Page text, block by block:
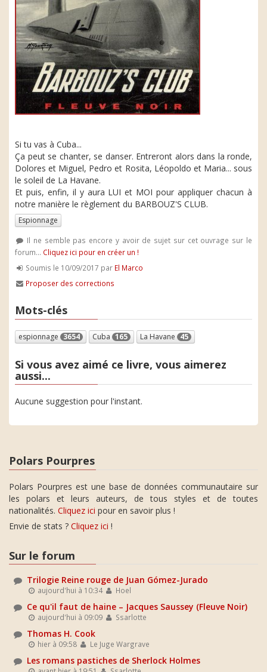
Si tu vas à Cuba...
Ça peut se chanter, se danser. Entreront alors dans la ronde,
Dolores et Miguel, Pedro et Rosita, Léopoldo et Maria... sous
le soleil de La Havane.
Et puis, enfin, il y aura LUI et MOI pour appliquer chacun à
notre manière le règlement du BARBOUZ'S CLUB.
Espionnage
Il ne semble pas encore y avoir de sujet sur cet ouvrage sur le
forum... Cliquez ici pour en créer un !
Soumis le 10/09/2017 par El Marco
Proposer des corrections
Mots-clés
espionnage 3654 Cuba 165 La Havane 45
Si vous avez aimé ce livre, vous aimerez
aussi...
Aucune suggestion pour l'instant.
Polars Pourpres
Polars Pourpres est une base de données communautaire sur
les polars et leurs auteurs, de tous styles et de toutes
nationalités. Cliquez ici pour en savoir plus !
Envie de stats ? Cliquez ici !
Sur le forum
Trilogie Reine rouge de Juan Gómez-Jurado
aujourd'hui à 10:34 Hoel
Ce qu'il faut de haine – Jacques Saussey (Fleuve Noir)
aujourd'hui à 09:09 Ssarlotte
Thomas H. Cook
hier à 09:58 Le Juge Wargrave
Les romans pastiches de Sherlock Holmes